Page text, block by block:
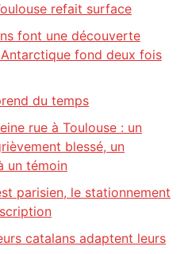
refait surface
font une découverte
fond deux fois
du temps
rue à Toulouse : un
blessé, un
un témoin
parisien, le stationnement
catalans adaptent leurs